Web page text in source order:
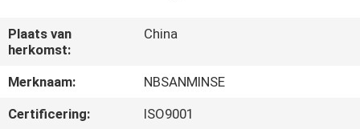
FABRIEKSREIS
KWALITEITSCONTROLE
Plaats van
herkomst:
China
Merknaam:
NBSANMINSE
Certificering:
ISO9001